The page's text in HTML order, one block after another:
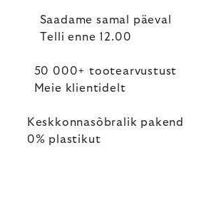
Saadame samal päeval
Telli enne 12.00
50 000+ tootearvustust
Meie klientidelt
Keskkonnasõbralik pakend
0% plastikut